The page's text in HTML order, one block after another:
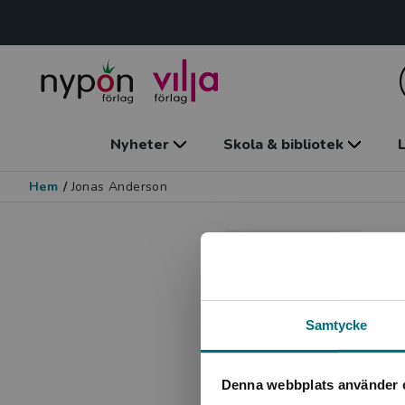
Samtycke
Denna webbplats använder
Nyheter Skola & bibliotek
Hem / Jonas Anderson